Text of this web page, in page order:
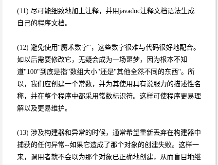
(11) 尽可能细致地加上注释，并用javadoc注释文档语法生成
自己的程序文档。
(12) 避免使用"魔术数字"，这些数字很难与代码很好地配合。
如以后需要修改它，无疑会成为一场噩梦，因为根本不知
道"100"到底是指"数组大小"还是"其他全然不同的东西"。所
以，我们应创建一个常数，并为其使用具有说服力的描述性名
称，并在整个程序中都采用常数标识符。这样可使程序更易理
解以及更易维护。
(13) 涉及构建器和异常的时候，通常希望重新丢弃在构建器中
捕获的任何异常--如果它造成了那个对象的创建失败。这样一
来，调用者就不会以为那个对象已正确地创建，从而盲目地继